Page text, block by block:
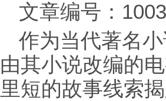
文章编号：
作为当代著名
由其小说改编的
里短的故事线索